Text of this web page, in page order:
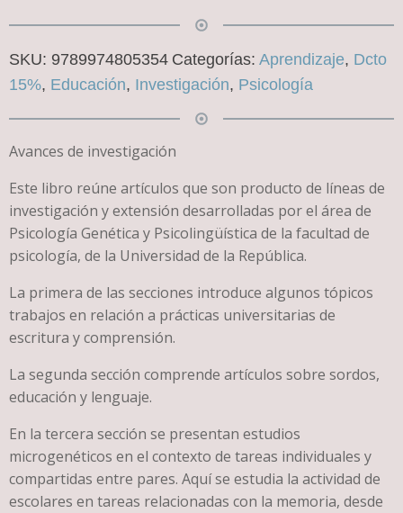
precio
original
era:
$ 480.
precio
actual
es:
$ 408.
SKU: 9789974805354 Categorías: Aprendizaje, Dcto
15%, Educación, Investigación, Psicología
Avances de investigación
Este libro reúne artículos que son producto de líneas de
investigación y extensión desarrolladas por el área de
Psicología Genética y Psicolingüística de la facultad de
psicología, de la Universidad de la República.
La primera de las secciones introduce algunos tópicos
trabajos en relación a prácticas universitarias de
escritura y comprensión.
La segunda sección comprende artículos sobre sordos,
educación y lenguaje.
En la tercera sección se presentan estudios
microgenéticos en el contexto de tareas individuales y
compartidas entre pares. Aquí se estudia la actividad de
escolares en tareas relacionadas con la memoria, desde